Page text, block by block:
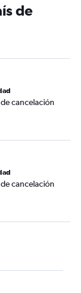
de
de cancelación
de cancelación